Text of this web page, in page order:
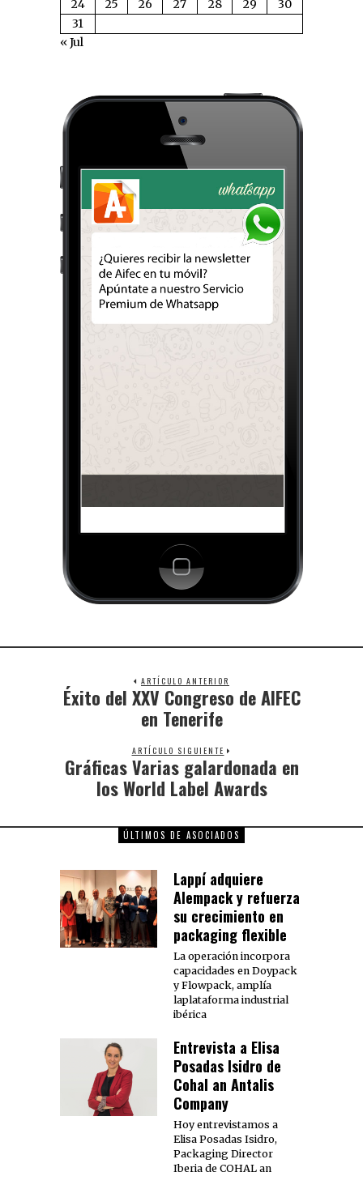
24 25 26 27 28 29
30
31
« Jul
ARTÍCULO ANTERIOR
Éxito del XXV Congreso de AIFEC
en Tenerife
ARTÍCULO SIGUIENTE
Gráficas Varias galardonada en
los World Label Awards
ÚLTIMOS DE ASOCIADOS
Lappí adquiere
Alempack y refuerza
su crecimiento en
packaging flexible
La operación incorpora
capacidades en Doypack
y Flowpack, amplía
laplataforma industrial
ibérica
Entrevista a Elisa
Posadas Isidro de
Cohal an Antalis
Company
Hoy entrevistamos a
Elisa Posadas Isidro,
Packaging Director
Iberia de COHAL an